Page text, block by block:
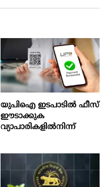
യുപിഐ ഇടപാടിൽ ഫീസ്
ഈടാക്കുക
വ്യാപാരികളിൽനിന്ന്